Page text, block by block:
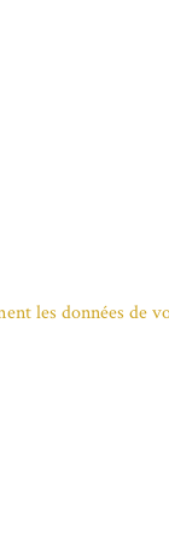
les données de